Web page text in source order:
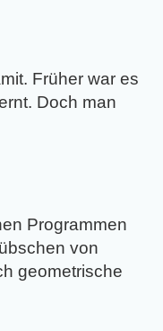
Früher war es
Doch man
Programmen
von
geometrische